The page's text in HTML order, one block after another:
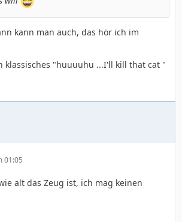
kann man auch, das hör ich im
klassisches "huuuuhu ...I'll kill that cat "
01:05
alt das Zeug ist, ich mag keinen